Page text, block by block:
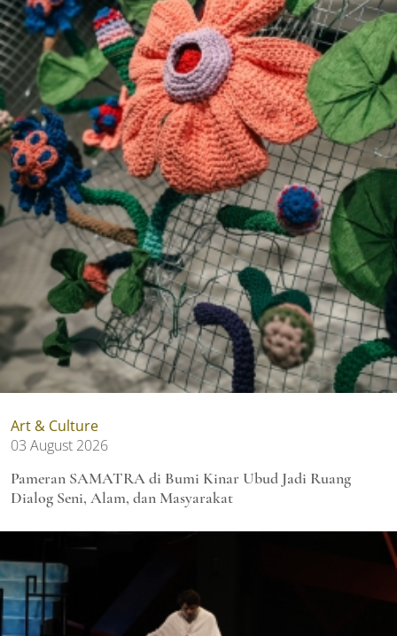
Art & Culture
03 August 2026
Pameran SAMATRA di Bumi Kinar Ubud Jadi Ruang
Dialog Seni, Alam, dan Masyarakat